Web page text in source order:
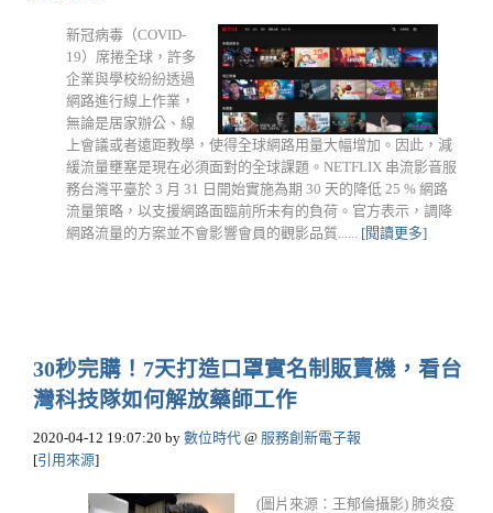
新冠病毒（COVID-
19）席捲全球，許多
企業與學校紛紛透過
網路進行線上作業，
無論是居家辦公、線
上會議或者遠距教學，使得全球網路用量大幅增加。因此，減
緩流量壅塞是現在必須面對的全球課題。NETFLIX 串流影音服
務台灣平臺於 3 月 31 日開始實施為期 30 天的降低 25 % 網路
流量策略，以支援網路面臨前所未有的負荷。官方表示，調降
網路流量的方案並不會影響會員的觀影品質...... [閱讀更多]
30秒完購！7天打造口罩實名制販賣機，看台
灣科技隊如何解放藥師工作
2020-04-12 19:07:20 by 數位時代 @ 服務創新電子報
[引用來源]
(圖片來源：王郁倫攝影) 肺炎疫